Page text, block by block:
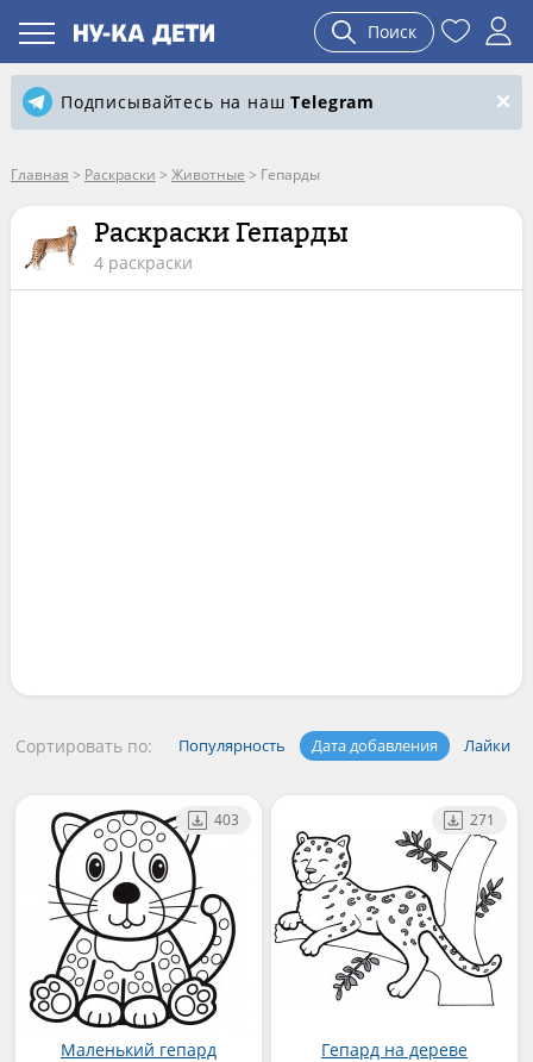
Поиск
Подписывайтесь на нашTelegram
Главная > Раскраски > Животные > Гепарды
Раскраски Гепарды
4 раскраски
Сортировать по: Популярность Дата добавления Лайки
Маленький гепард
403
Гепард на дереве
271